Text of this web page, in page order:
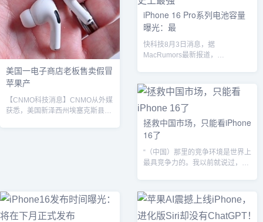
长。值得一提的是，苹果公司CEO
蒂姆·库克在财报电话会议中宣布，
自2007年首款iPhone发布以来，
苹果已累计出货30亿部iPhone。
苹果公...
稼动率和85%良率专供iPhone
OLED，月产能将达800万-900万
片，年产能可达1亿片。"这标志着
美国一电子商店老板售卖假冒
苹果产
【CNMO科技消息】CNMO从外媒
获悉，美国新泽西州埃塞克斯县当
法计划下进行的。63岁的被告来自
伍德兰帕克，于6月初被捕。调查
人员将其在奥兰治市的商店与销售
iPhone 16 Pro系列电池容量
曝光：最
快科技8月3日消息，据
MacRumors最新报道，
拯救中国市场，只能看iPhone
16了
“（中国）那里的竞争环境是世界上
最具竞争力的。我以前就说过，现